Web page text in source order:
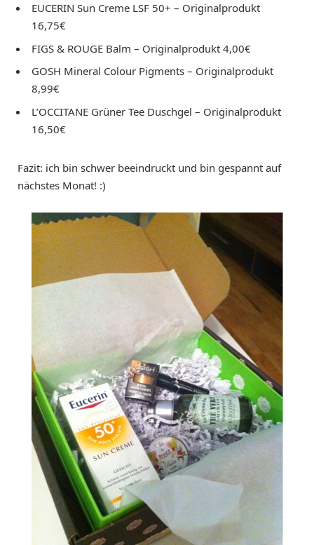
EUCERIN Sun Creme LSF 50+ – Originalprodukt
16,75€
FIGS & ROUGE Balm – Originalprodukt 4,00€
GOSH Mineral Colour Pigments – Originalprodukt
8,99€
L’OCCITANE Grüner Tee Duschgel – Originalprodukt
16,50€
Fazit: ich bin schwer beeindruckt und bin gespannt auf
nächstes Monat! :)